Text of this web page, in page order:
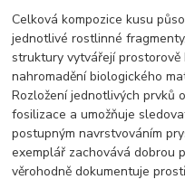
Celková kompozice kusu
jednotlivé rostlinné
struktury vytvářejí
nahromadění biologického
Rozložení jednotlivých prvků
fosilizace a umožňuje
postupným navrstvováním
exemplář zachovává dobrou
věrohodně dokumentuje